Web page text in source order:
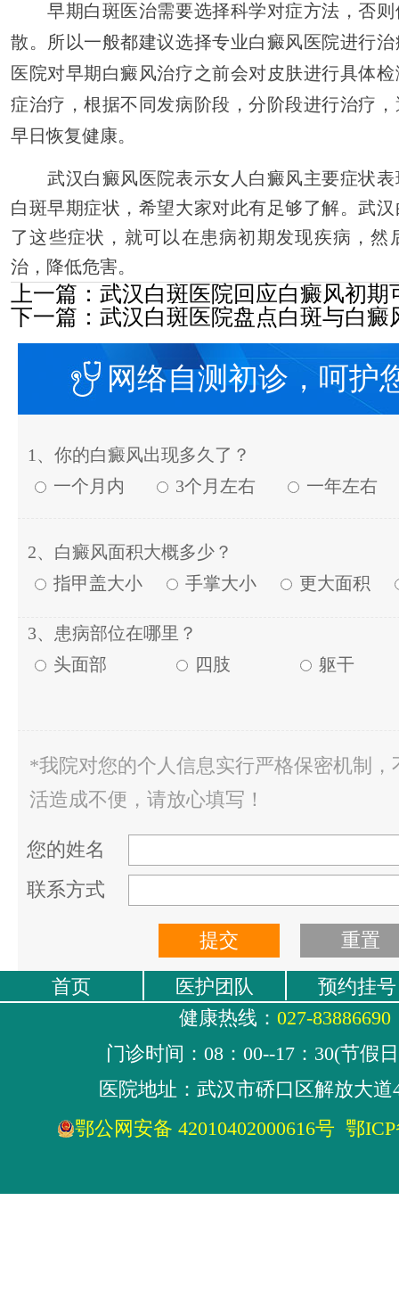
早期白斑医治需要选择科学对症方法，否则
散。所以一般都建议选择专业白癜风医院进行
医院对早期白癜风治疗之前会对皮肤进行具体
症治疗，根据不同发病阶段，分阶段进行治疗
早日恢复健康。
武汉白癜风医院表示女人白癜风主要症状表
白斑早期症状，希望大家对此有足够了解。武
了这些症状，就可以在患病初期发现疾病，然
治，降低危害。
上一篇： 武汉白斑医院回应白癜风初期
下一篇： 武汉白斑医院盘点白斑与白癜
网络自测初诊，呵护
1、你的白癜风出现多久了？
一个月内
3个月左右 一年左右
2、白癜风面积大概多少？
指甲盖大小
手掌大小 更大面积
3、患病部位在哪里？
头面部
四肢 躯干
*我院对您的个人信息实行严格保密机制，
活造成不便，请放心填写！
您的姓名
联系方式
首页 医护团队
预约挂号
健康热线： 027-83886690
门诊时间：08：00--17：30(节假
医院地址：武汉市硚口区解放大道
鄂公网安备 42010402000616号 鄂